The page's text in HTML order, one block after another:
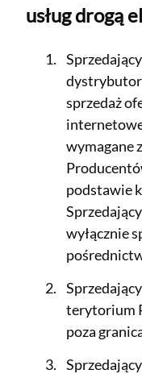
usług drogą
sprzedaż
wymagane
podstawie
wyłącznie
terytorium
poza